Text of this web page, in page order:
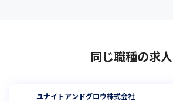
同じ職種の求人
ユナイトアンドグロウ株式会社